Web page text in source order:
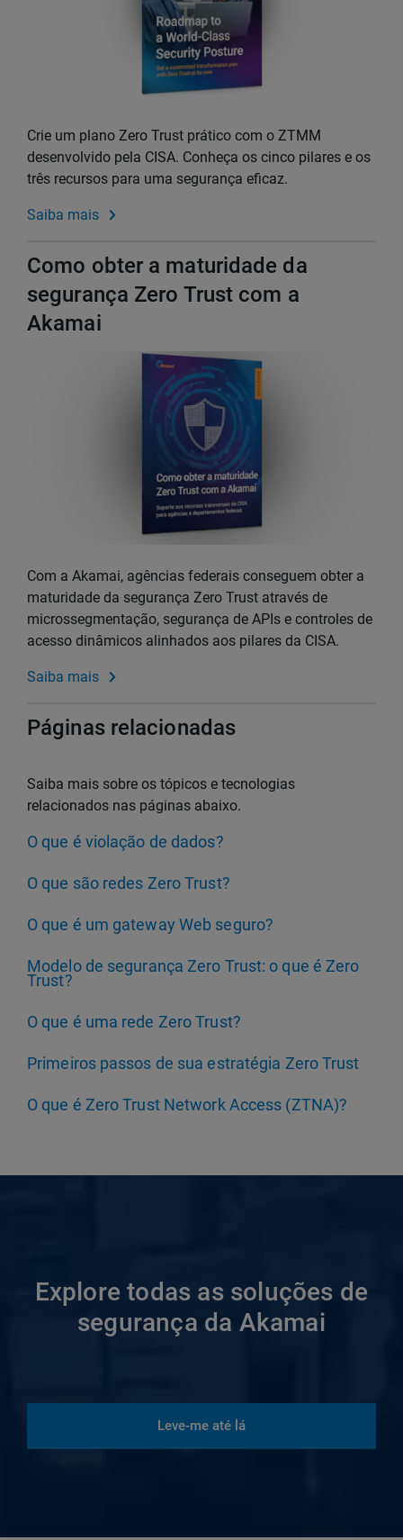
Crie um plano Zero Trust prático com o ZTMM
desenvolvido pela CISA. Conheça os cinco pilares e os
três recursos para uma segurança eficaz.
Saiba mais
Como obter a maturidade da
segurança Zero Trust com a
Akamai
Com a Akamai, agências federais conseguem obter a
maturidade da segurança Zero Trust através de
microssegmentação, segurança de APIs e controles de
acesso dinâmicos alinhados aos pilares da CISA.
Saiba mais
Páginas relacionadas
Saiba mais sobre os tópicos e tecnologias
relacionados nas páginas abaixo.
O que é violação de dados?
O que são redes Zero Trust?
O que é um gateway Web seguro?
Modelo de segurança Zero Trust: o que é Zero
Trust?
O que é uma rede Zero Trust?
Primeiros passos de sua estratégia Zero Trust
O que é Zero Trust Network Access (ZTNA)?
Explore todas as soluções de
segurança da Akamai
Leve-me até lá